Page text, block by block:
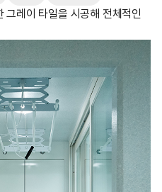
그레이 타일을 시공해 전체적인